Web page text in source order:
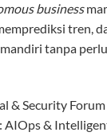
business
tren,
tanpa
& Security
AIOps &